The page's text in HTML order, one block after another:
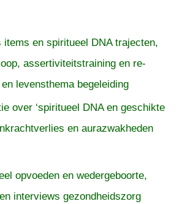
en spiritueel DNA trajecten,
assertiviteitstraining en re-
levensthema begeleiding
over ‘spiritueel DNA en geschikte
en aurazwakheden
opvoeden en wedergeboorte,
interviews gezondheidszorg